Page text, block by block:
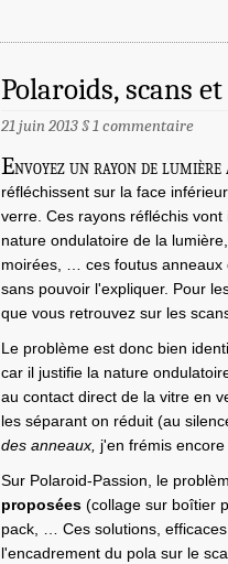
Polaroids, scans
21 juin 2013§1 commentaire
Envoyez un rayon de
réfléchissent sur la face
verre. Ces rayons réfléchis
nature ondulatoire de la
moirées, … ces foutus anneaux
sans pouvoir l'expliquer. Pour
que vous retrouvez sur les
Le problème est donc bien
car il justifie la nature
au contact direct de la vitre en
les séparant on réduit (au
des anneaux, j'en frémis
Sur Polaroid-Passion, le
proposées (collage sur boîtier
pack, … Ces solutions,
l'encadrement du pola sur le